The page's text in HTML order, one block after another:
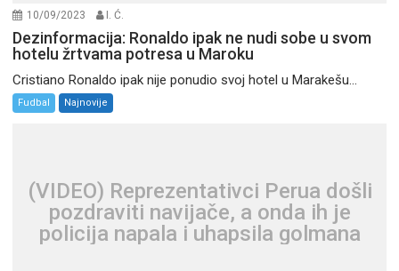
10/09/2023 I. Ć.
Dezinformacija: Ronaldo ipak ne nudi sobe u svom
hotelu žrtvama potresa u Maroku
Cristiano Ronaldo ipak nije ponudio svoj hotel u Marakešu...
Fudbal Najnovije
(VIDEO) Reprezentativci Perua došli
pozdraviti navijače, a onda ih je
policija napala i uhapsila golmana